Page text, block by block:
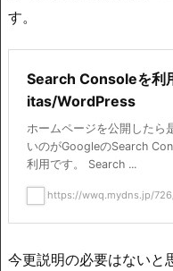
す。
Search Consoleを利
itas/WordPress
ホームページを公開したら
いのがGoogleのSearch
利用です。 Search ...
https://wwq.mydns.jp/
今更説明の必要はない